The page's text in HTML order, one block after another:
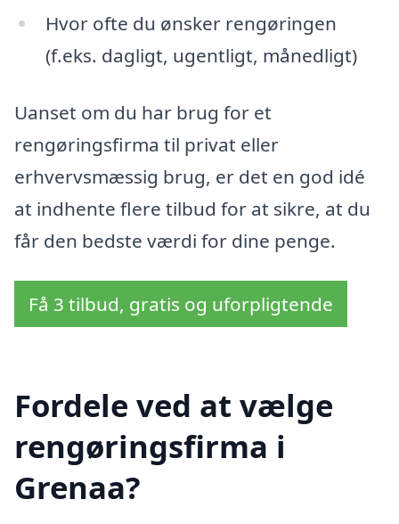
Hvor ofte du ønsker rengøringen
(f.eks. dagligt, ugentligt, månedligt)
Uanset om du har brug for et
rengøringsfirma til privat eller
erhvervsmæssig brug, er det en god idé
at indhente flere tilbud for at sikre, at du
får den bedste værdi for dine penge.
Få 3 tilbud, gratis og uforpligtende
Fordele ved at vælge
rengøringsfirma i
Grenaa?